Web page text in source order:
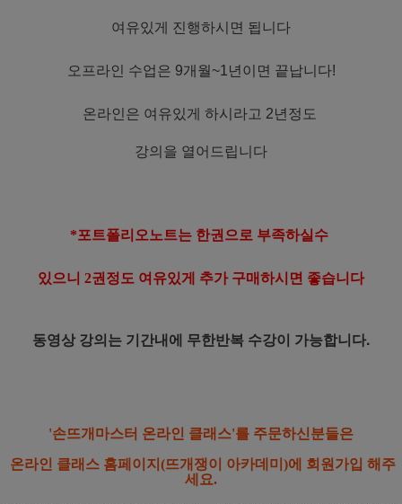
여유있게 진행하시면 됩니다
오프라인 수업은 9개월~1년이면 끝납니다!
온라인은 여유있게 하시라고 2년정도
강의을 열어드립니다
*포트폴리오노트는 한권으로 부족하실수
있으니 2권정도 여유있게 추가 구매하시면 좋습니다
동영상 강의는 기간내에 무한반복 수강이 가능합니다.
'손뜨개마스터 온라인 클래스'를 주문하신분들은
온라인 클래스 홈페이지(뜨개쟁이 아카데미)에 회원가입 해주
세요.